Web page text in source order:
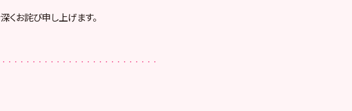
お詫び申し上げます。